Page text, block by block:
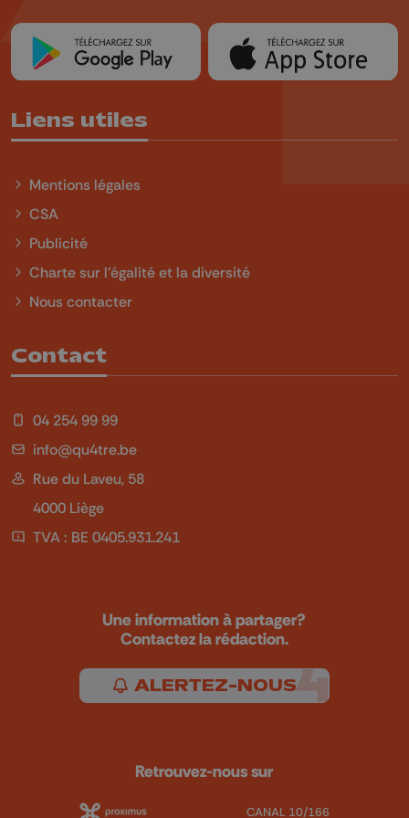
Liens utiles
Mentions légales
CSA
Publicité
Charte sur l'égalité et la diversité
Nous contacter
Contact
04 254 99 99
info@qu4tre.be
Rue du Laveu, 58
4000 Liège
TVA : BE 0405.931.241
Une information à partager?
Contactez la rédaction.
ALERTEZ-NOUS
Retrouvez-nous sur
CANAL 10/166